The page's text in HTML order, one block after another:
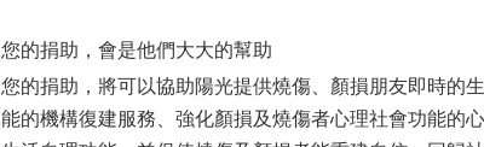
您的捐助，會是他們大大的幫助
您的捐助，將可以協助陽光提供燒傷、顏損朋友即時的
能的機構復建服務、強化顏損及燒傷者心理社會功能的